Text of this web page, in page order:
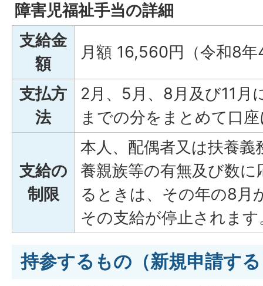
障害児福祉手当の詳細
支給金
額
月額 16,560円（令和8
支払方
法
2月、5月、8月及び11月
までの分をまとめて口
支給の
制限
本人、配偶者又は扶養
養親族等の有無及び数
るときは、その年の8月
その支給が停止されます
持参するもの（新規申請す